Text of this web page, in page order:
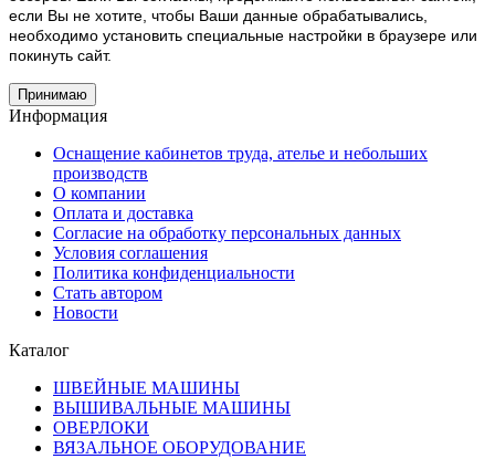
если Вы не хотите, чтобы Ваши данные обрабатывались,
необходимо установить специальные настройки в браузере или
покинуть сайт.
Принимаю
Информация
Оснащение кабинетов труда, ателье и небольших
производств
О компании
Оплата и доставка
Согласие на обработку персональных данных
Условия соглашения
Политика конфиденциальности
Стать автором
Новости
Каталог
ШВЕЙНЫЕ МАШИНЫ
ВЫШИВАЛЬНЫЕ МАШИНЫ
ОВЕРЛОКИ
ВЯЗАЛЬНОЕ ОБОРУДОВАНИЕ